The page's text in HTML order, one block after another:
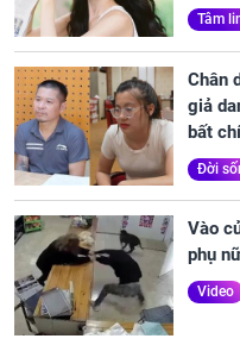
Tâm
Chân
giả
bất
Đời
Vào
phụ
Video